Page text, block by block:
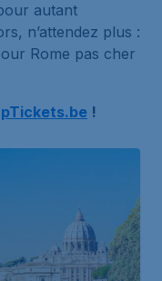
autant
n’attendez plus :
Rome pas cher
!